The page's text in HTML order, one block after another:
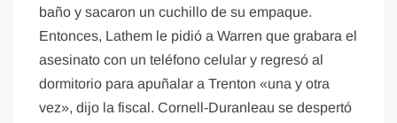
baño y sacaron un cuchillo de su empaque.
Entonces, Lathem le pidió a Warren que grabara el
asesinato con un teléfono celular y regresó al
dormitorio para apuñalar a Trenton «una y otra
vez», dijo la fiscal. Cornell-Duranleau se despertó